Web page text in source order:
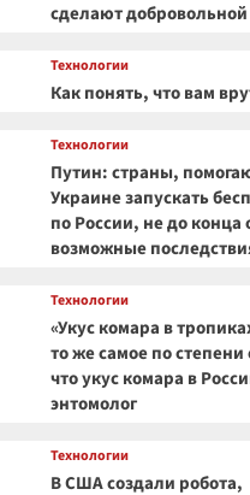
сделают добровольной
Технологии
Как понять, что вам
Технологии
Путин: страны,
Украине запускать
по России, не до
возможные
Технологии
«Укус комара в
то же самое по степени
что укус комара в
энтомолог
Технологии
В США создали робота,